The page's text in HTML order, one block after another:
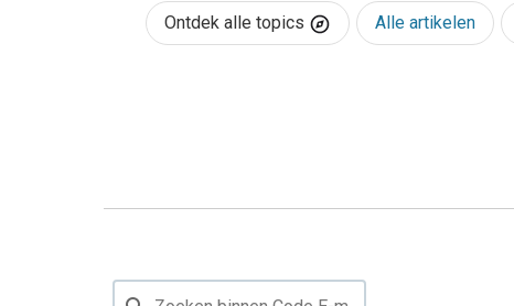
Ontdek alle topics Alle artikelen